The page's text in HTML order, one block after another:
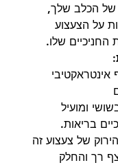
של הכלב שלך,
על הצעצוע
החניכיים שלו.
ומועיל
בריאות.
של צעצוע זה
רך והחלק